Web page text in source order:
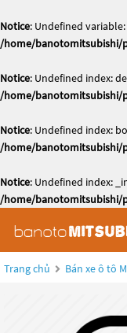
Notice: Undefined
/home/banotomitsubishi/
Notice: Undefined index:
/home/banotomitsubishi/
Notice: Undefined index:
/home/banotomitsubishi/
Notice: Undefined index:
/home/banotomitsubishi/
Trang chủ Bán xe ô tô